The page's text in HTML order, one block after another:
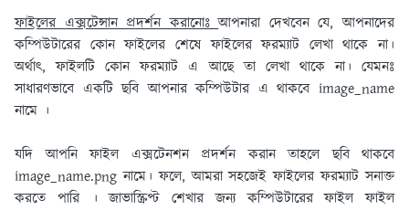
ফাইলের এক্সটেন্সান প্রদর্শন করানােঃআপনারা দেখবেন যে, আপনাদের
কম্পিউটারের কোন ফাইলের শেষে ফাইলের ফরম্যাট লেখা থাকে না।
অর্থাৎ, ফাইলটি কোন ফরম্যাট এ আছে তা লেখা থাকে না। যেমনঃ
সাধারণভাবে একটি ছবি আপনার কম্পিউটার এ থাকবে image_name
নামে ।
যদি আপনি ফাইল এক্সটেনশন প্রদর্শন করান তাহলে ছবি থাকবে
image_name.png নামে। ফলে, আমরা সহজেই ফাইলের ফরম্যাট সনাক্ত
করতে পারি । জাভাস্ক্রিপ্ট শেখার জন্য কম্পিউটারের ফাইল ফাইল